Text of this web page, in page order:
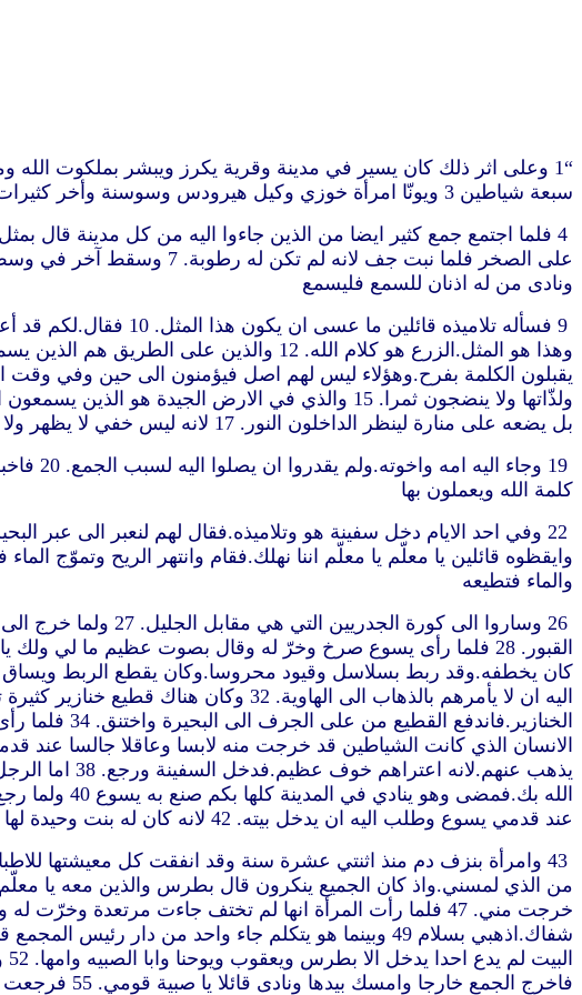
سبعة شياطين 3 ويونّا امرأة خوزي وكيل هيرودس وسوسنة وأخر كثيرات كنّ يخدمنه من اموالهنّ
ونادى من له اذنان للسمع فليسمع
بل يضعه على منارة لينظر الداخلون النور. 17 لانه ليس خفي لا يظهر ولا مكتوم لا يعلم ويعلن. 18 فانظروا كيف تسمعون.لان من له سيعطى.ومن ليس له فالذي يظنه له يؤخذ منه
كلمة الله ويعملون بها
والماء فتطيعه
26 وساروا الى
عند قدمي يسوع وطلب اليه ان يدخل بيته. 42 لانه كان له بنت وحيدة لها نحو اثنتي عشرة سنة وكانت في حال الموت.ففيما هو منطلق زحمته الجموع
فاخرج الجمع خارجا وامسك بيدها ونادى قائلا يا صبية قومي. 55 فرجعت روحها وقامت في الحال.فامر ان تعطى لتاكل. 56 فبهت والداها.فاوصاهما ان لا يقولا لاحد عما كان” (لوقا 8